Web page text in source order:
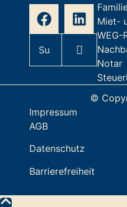
Miet-
WEG-
Notar
©
Impressum
AGB
Datenschutz
Barrierefreiheit